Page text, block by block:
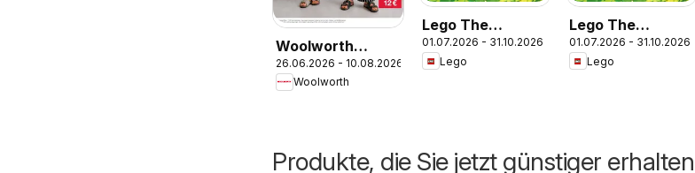
Woolworth
Flugblatt
26.06.2026 - 10.08.2026
Woolworth
Lego The
Magazine July-
Oct 8
01.07.2026 - 31.10.2026
Lego
Lego The
Magazine July-
Oct 4-7
01.07.2026 - 31.10.2026
Lego
Produkte, die Sie jetzt günstiger erhalten